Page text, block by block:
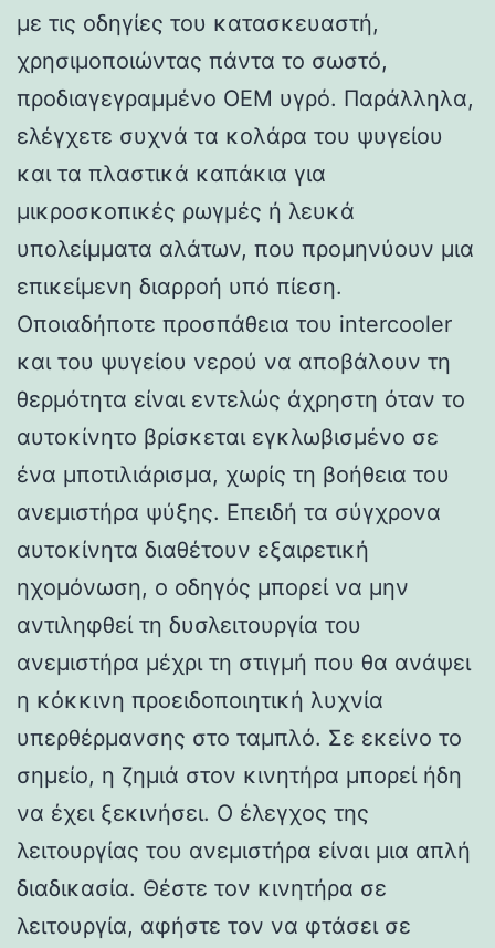
με τις οδηγίες του κατασκευαστή,
χρησιμοποιώντας πάντα το σωστό,
προδιαγεγραμμένο OEM υγρό. Παράλληλα,
ελέγχετε συχνά τα κολάρα του ψυγείου
και τα πλαστικά καπάκια για
μικροσκοπικές ρωγμές ή λευκά
υπολείμματα αλάτων, που προμηνύουν μια
επικείμενη διαρροή υπό πίεση.
Οποιαδήποτε προσπάθεια του intercooler
και του ψυγείου νερού να αποβάλουν τη
θερμότητα είναι εντελώς άχρηστη όταν το
αυτοκίνητο βρίσκεται εγκλωβισμένο σε
ένα μποτιλιάρισμα, χωρίς τη βοήθεια του
ανεμιστήρα ψύξης. Επειδή τα σύγχρονα
αυτοκίνητα διαθέτουν εξαιρετική
ηχομόνωση, ο οδηγός μπορεί να μην
αντιληφθεί τη δυσλειτουργία του
ανεμιστήρα μέχρι τη στιγμή που θα ανάψει
η κόκκινη προειδοποιητική λυχνία
υπερθέρμανσης στο ταμπλό. Σε εκείνο το
σημείο, η ζημιά στον κινητήρα μπορεί ήδη
να έχει ξεκινήσει. Ο έλεγχος της
λειτουργίας του ανεμιστήρα είναι μια απλή
διαδικασία. Θέστε τον κινητήρα σε
λειτουργία, αφήστε τον να φτάσει σε